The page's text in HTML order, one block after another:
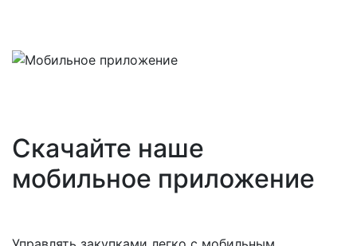
Скачайте наше
мобильное приложение